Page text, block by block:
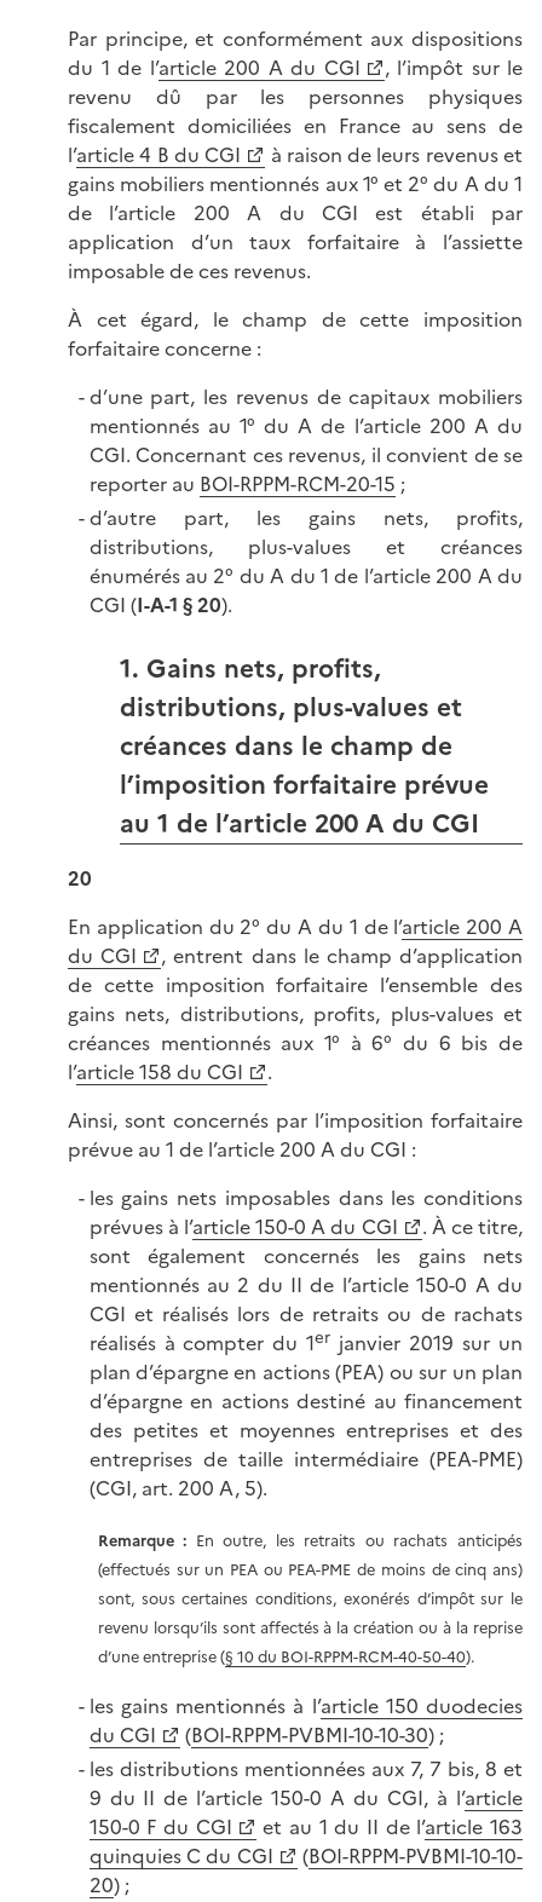
Par principe, et conformément aux dispositions
du 1 de l’article 200 A du CGI
, l’impôt sur le
revenu dû par les personnes physiques
fiscalement domiciliées en France au sens de
l’article 4 B du CGI
à raison de leurs revenus et
gains mobiliers mentionnés aux 1° et 2° du A du 1
de l’article 200 A du CGI est établi par
application d’un taux forfaitaire à l’assiette
imposable de ces revenus.
À cet égard, le champ de cette imposition
forfaitaire concerne :
d’une part, les revenus de capitaux mobiliers
mentionnés au 1° du A de l’article 200 A du
CGI. Concernant ces revenus, il convient de se
reporter au BOI-RPPM-RCM-20-15 ;
d’autre part, les gains nets, profits,
distributions, plus-values et créances
énumérés au 2° du A du 1 de l’article 200 A du
CGI (I-A-1 § 20).
1. Gains nets, profits,
distributions, plus-values et
créances dans le champ de
l’imposition forfaitaire prévue
au 1 de l’article 200 A du CGI
20
En application du 2° du A du 1 de l’article 200 A
du CGI
, entrent dans le champ d’application
de cette imposition forfaitaire l’ensemble des
gains nets, distributions, profits, plus-values et
créances mentionnés aux 1° à 6° du 6 bis de
l’article 158 du CGI
.
Ainsi, sont concernés par l’imposition forfaitaire
prévue au 1 de l’article 200 A du CGI :
les gains nets imposables dans les conditions
prévues à l’article 150-0 A du CGI
. À ce titre,
sont également concernés les gains nets
mentionnés au 2 du II de l’article 150-0 A du
CGI et réalisés lors de retraits ou de rachats
réalisés à compter du 1er janvier 2019 sur un
plan d’épargne en actions (PEA) ou sur un plan
d’épargne en actions destiné au financement
des petites et moyennes entreprises et des
entreprises de taille intermédiaire (PEA-PME)
(CGI, art. 200 A, 5).
Remarque : En outre, les retraits ou rachats anticipés
(effectués sur un PEA ou PEA-PME de moins de cinq ans)
sont, sous certaines conditions, exonérés d’impôt sur le
revenu lorsqu’ils sont affectés à la création ou à la reprise
d’une entreprise (§ 10 du BOI-RPPM-RCM-40-50-40).
les gains mentionnés à l’article 150 duodecies
du CGI
(BOI-RPPM-PVBMI-10-10-30) ;
les distributions mentionnées aux 7, 7 bis, 8 et
9 du II de l’article 150-0 A du CGI, à l’article
150-0 F du CGI
et au 1 du II de l’article 163
quinquies C du CGI
(BOI-RPPM-PVBMI-10-10-
20) ;